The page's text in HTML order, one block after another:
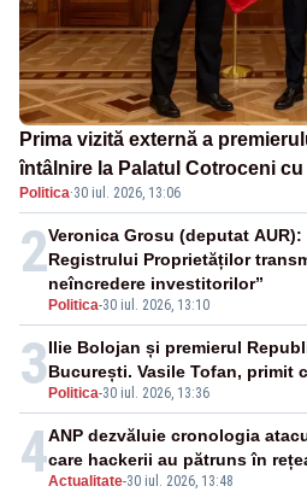
Prima vizită externă a
întâlnire la Palatul Cotroceni
Dan
Politica·30 iul. 2026, 13:06
2
Politica-30 iul. 2026, 13:10
Veronica Grosu (deputat
Registrului Proprietăților
neîncredere investitorilor”
3 Politica-30 iul. 2026, 13:36
Ilie Bolojan și premierul
București. Vasile Tofan, primit
4Actualitate-30 iul. 2026, 13:48
ANP dezvăluie cronologia
care hackerii au pătruns în